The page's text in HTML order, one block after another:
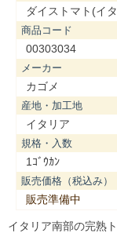
ダイストマト(イ
商品コード
00303034
メーカー
カゴメ
産地・加工地
イタリア
規格・入数
1ｺﾞｳｶﾝ
販売価格（税込み）
販売準備中
イタリア南部の完熟